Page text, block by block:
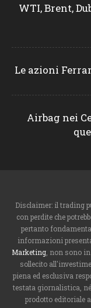
WTI, Brent,
Le azioni
Airbag nei
Disclaimer: il trading
con perdite che
pertanto
informazioni
Marketing , non sono
sollecito
piena ed esclusiva
testata giornalistica,
prodotto editoriale